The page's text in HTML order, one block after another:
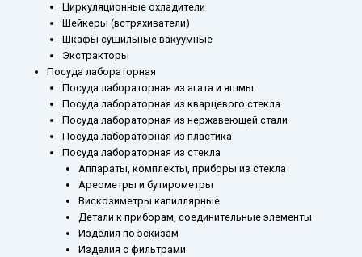
Циркуляционные охладители
Шейкеры (встряхиватели)
Шкафы сушильные вакуумные
Экстракторы
Посуда лабораторная
Посуда лабораторная из агата и яшмы
Посуда лабораторная из кварцевого стекла
Посуда лабораторная из нержавеющей стали
Посуда лабораторная из пластика
Посуда лабораторная из стекла
Аппараты, комплекты, приборы из стекла
Ареометры и бутирометры
Вискозиметры капиллярные
Детали к приборам, соединительные элементы
Изделия по эскизам
Изделия с фильтрами